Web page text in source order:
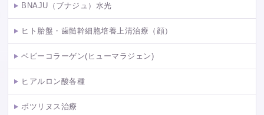
BNAJU（ブナジュ）水光
ヒト胎盤・歯髄幹細胞培養上清治療（顔）
ベビーコラーゲン(ヒューマラジェン)
ヒアルロン酸各種
ボツリヌス治療